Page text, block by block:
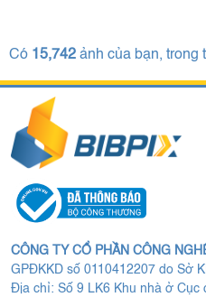
Có 15,742 ảnh của bạn, trong
CÔNG TY CỔ PHẦN CÔNG
GPĐKKD số 0110412207 do Sở
Địa chỉ: Số 9 LK6 Khu nhà ở